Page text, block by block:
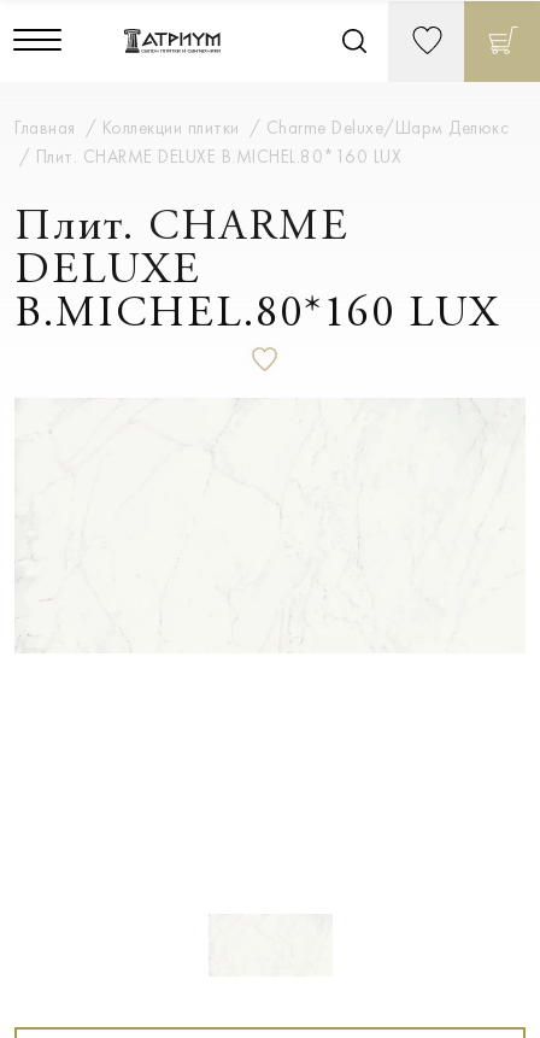
Главная Коллекции плитки
Charme Deluxe/Шарм Делюкс
Плит. CHARME DELUXE B.MICHEL.80*160 LUX
Плит. CHARME
DELUXE
B.MICHEL.80*160 LUX